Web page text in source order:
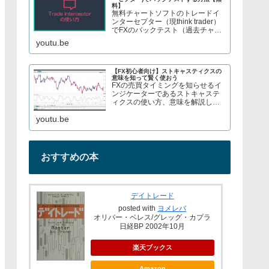
料】
無料チャートソフトのトレードイ
ンターセプター（現think trader）
でFXのバックテスト（過去チャー
数のCFDトレードについてブログ
で解説してます→ twitter、t...
youtu.be
【FX初心者向け】ストキャスティクスの
意味を知って賢く使おう
FXの売買タイミングを知らせるイ
ンジケーターであるストキャステ
ィクスの使い方、意味を解説して
youtu.be
おすすめの本
デイトレード
posted with ヨメレバ
オリバー・ベレス/グレッグ・カプラ
日経BP 2002年10月
楽天ブックス